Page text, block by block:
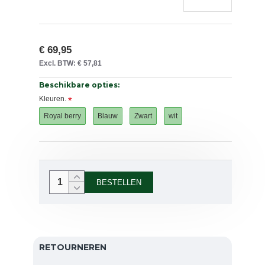
€ 69,95
Excl. BTW: € 57,81
Beschikbare opties:
Kleuren.
Royal berry Blauw Zwart wit
BESTELLEN
RETOURNEREN